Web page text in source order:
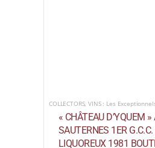
COLLECTORS,VINS : Les
« CHÂTEAU D’YQUEM »
SAUTERNES 1ER
LIQUOREUX 1981